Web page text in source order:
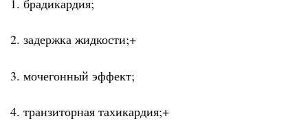
1. брадикардия;
2. задержка жидкости;+
3. мочегонный эффект;
4. транзиторная тахикардия;+